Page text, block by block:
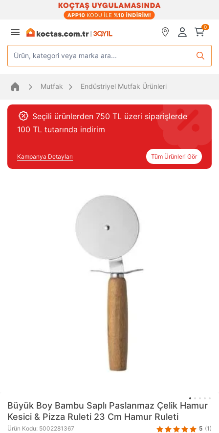
0
Ürün, kategori veya marka ara...
Mutfak Endüstriyel Mutfak Ürünleri
Seçili ürünlerden 750 TL üzeri siparişlerde
100 TL tutarında indirim
Kampanya Detayları Tüm Ürünleri Gör
Büyük Boy Bambu Saplı Paslanmaz Çelik Hamur
Kesici & Pizza Ruleti 23 Cm Hamur Ruleti
Ürün Kodu: 5002281367 5 (1)